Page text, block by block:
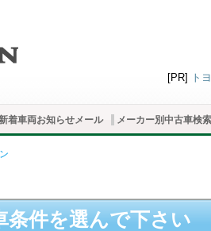
[PR] ト
着車両お知らせメール メーカー別中古車検索
条件を選んで下さい